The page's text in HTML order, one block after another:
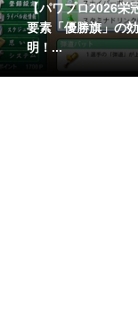
」西野亮廣
真っ向から